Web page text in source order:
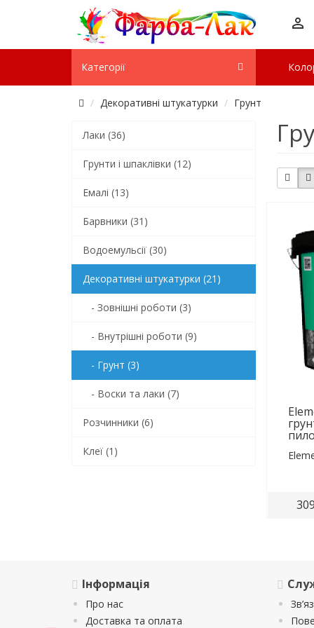
Категорії
Декоративні штукатурки Грунт
Лаки (36)
Грунти і шпаклівки (12)
Емалі (13)
Барвники (31)
Водоемульсії (30)
Декоративні штукатурки (21)
- Зовнішні роботи (3)
- Внутрішні роботи (9)
- Грунт (3)
- Воски та лаки (7)
Розчинники (6)
Клеї (1)
Інформація
Про нас
Доставка та оплата